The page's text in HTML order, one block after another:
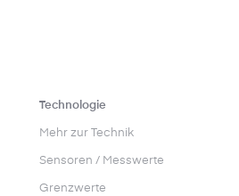
Technologie
Mehr zur Technik
Sensoren / Messwerte
Grenzwerte